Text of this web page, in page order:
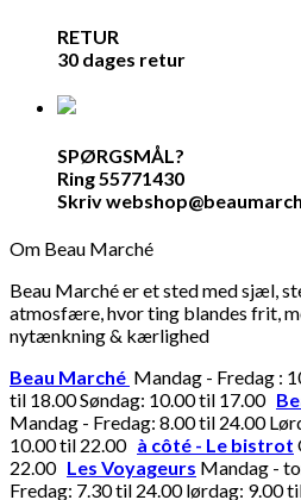
RETUR
30 dages retur
SPØRGSMÅL?
Ring 55771430
Skriv
Om Beau Marché
Beau Marché er et sted med sjæl,
atmosfære, hvor ting blandes frit,
nytænkning & kærlighed
Beau Marché Mandag - Fredag :
til 18.00 Søndag: 10.00 til 17.00
Mandag - Fredag: 8.00 til 24.00
10.00 til 22.00 à côté - Le bistrot
22.00 Les Voyageurs Mandag -
Fredag: 7.30 til 24.00 lørdag: 9.00